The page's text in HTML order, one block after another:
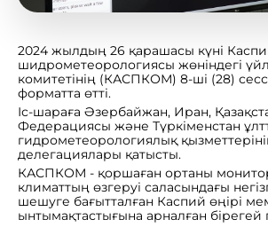
2024 жылдың 26 қарашасы күні
шидрометеорологиясы жөніндегі
комитетінің (КАСПКОМ) 8-ші (28)
форматта өтті.
Іс-шараға Әзербайжан, Иран,
Федерациясы және Түркіменстан
гидрометеорологиялық
делегациялары қатысты.
КАСПКОМ - қоршаған ортаны
климаттың өзгеруі саласындағы
шешуге бағытталған Каспий өңірі
ынтымақтастығына арналған